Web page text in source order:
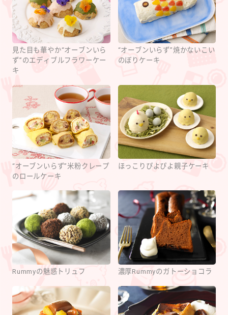
見た目も華やか“オーブンいら
ず”のエディブルフラワーケー
キ
“オーブンいらず”焼かないこい
のぼりケーキ
“オーブンいらず”米粉クレープ
のロールケーキ
ほっこりぴよぴよ親子ケーキ
Rummyの魅惑トリュフ 濃厚Rummyのガトーショコラ